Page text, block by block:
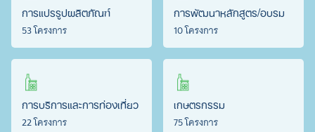
การแปรรูปผลิตภัณฑ์
53 โครงการ
การพัฒนาหลักสูตร/อบรม
10 โครงการ
การบริการและการท่องเที่ยว
22 โครงการ
เกษตรกรรม
75 โครงการ